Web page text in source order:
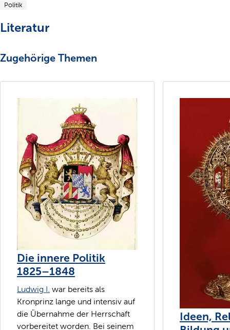
Politik
Literatur
Zugehörige Themen
Die innere Politik
1825–1848
Ludwig I. war bereits als
Kronprinz lange und intensiv auf
die Übernahme der Herrschaft
vorbereitet worden. Bei seinem
Ideen,